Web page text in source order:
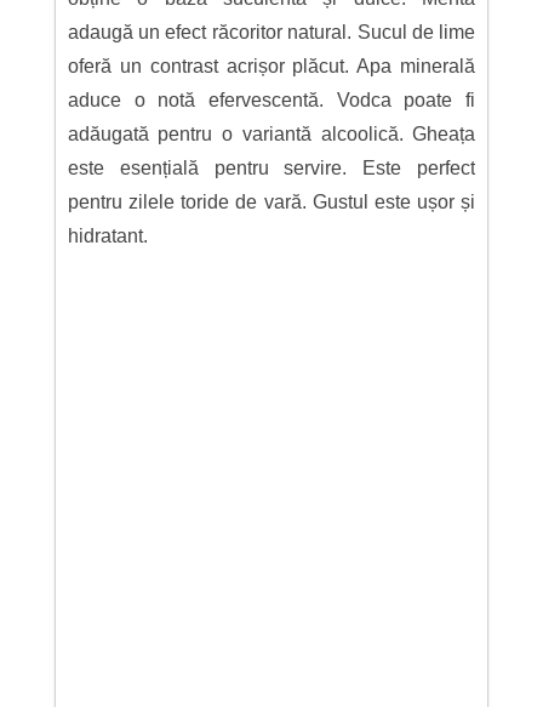
adaugă un efect răcoritor natural. Sucul de lime
oferă un contrast acrișor plăcut. Apa minerală
aduce o notă efervescentă. Vodca poate fi
adăugată pentru o variantă alcoolică. Gheața
este esențială pentru servire. Este perfect
pentru zilele toride de vară. Gustul este ușor și
hidratant.